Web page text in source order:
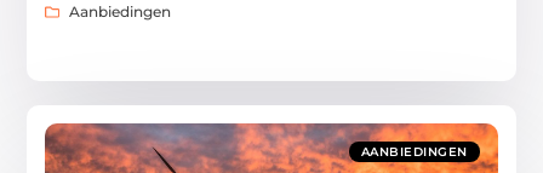
Aanbiedingen
AANBIEDINGEN